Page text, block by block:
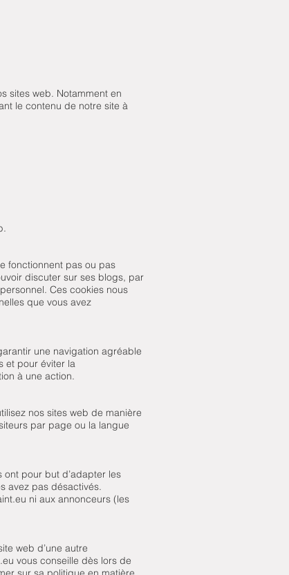
sites web. Notamment en
le contenu de notre site à
fonctionnent pas ou pas
discuter sur ses blogs, par
Ces cookies nous
que vous avez
une navigation agréable
et pour éviter la
à une action.
nos sites web de manière
par page ou la langue
pour but d’adapter les
avez pas désactivés.
ni aux annonceurs (les
web d’une autre
vous conseille dès lors de